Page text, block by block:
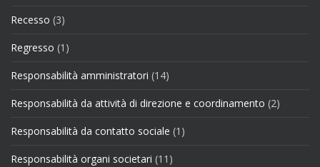
Recesso (3)
Regresso (1)
Responsabilità amministratori (14)
Responsabilità da attività di direzione e coordinamento (2)
Responsabilità da contatto sociale (1)
Responsabilità organi societari (11)